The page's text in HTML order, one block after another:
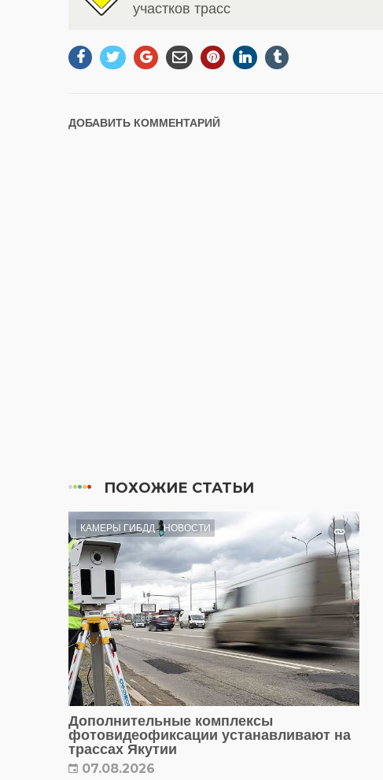
участков трасс
ДОБАВИТЬ КОММЕНТАРИЙ
ПОХОЖИЕ СТАТЬИ
КАМЕРЫ ГИБДД НОВОСТИ
Дополнительные комплексы
фотовидеофиксации устанавливают на
трассах Якутии
07.08.2026